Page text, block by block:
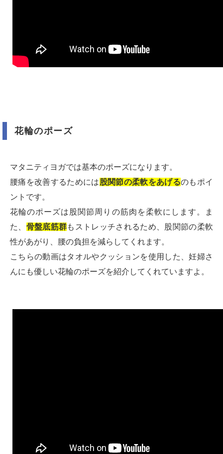
花輪のポーズ
マタニティヨガでは基本のポーズになります。
腰痛を改善するためには股関節の柔軟をあげるのもポイ
ントです。
花輪のポーズは股関節周りの筋肉を柔軟にします。ま
た、 骨盤底筋群もストレッチされるため、股関節の柔軟
性があがり、腰の負担を減らしてくれます。
こちらの動画はタオルやクッションを使用した、妊婦さ
んにも優しい花輪のポーズを紹介してくれていますよ。